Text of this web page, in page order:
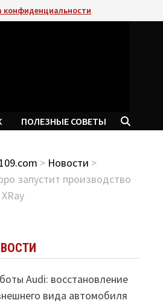
конфиденциальности
ПОЛЕЗНЫЕ СОВЕТЫ
> Новости >
запустит производство
Audi: восстановление
вида автомобиля